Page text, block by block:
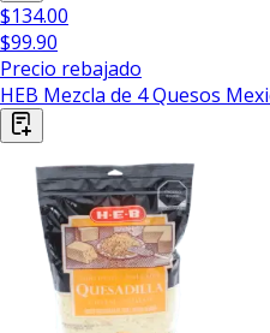
$134.00
$99.90
Precio rebajado
HEB Mezcla de 4 Quesos